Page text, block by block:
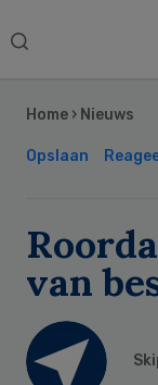
Search
Home › Nieuws
Opslaan
van
Sidebar